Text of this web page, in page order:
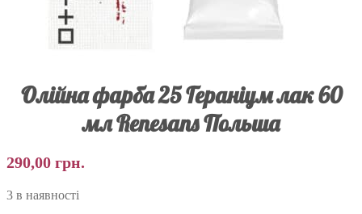
Олійна фарба 25 Гераніум лак 60
мл Renesans Польша
290,00 грн.
3 в наявності